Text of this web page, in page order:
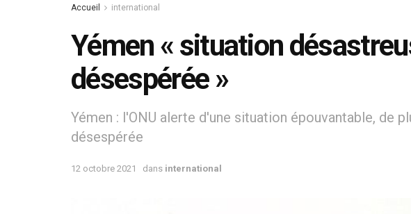
Accueil international
Yémen « situation
désespérée »
Yémen : l'ONU alerte d'une situation épouvantable, de
désespérée
12 octobre 2021 dans international